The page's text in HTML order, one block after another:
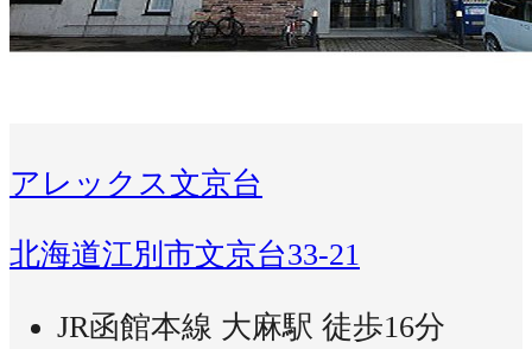
アレックス文京台
北海道江別市文京台33-21
JR函館本線 大麻駅 徒歩16分